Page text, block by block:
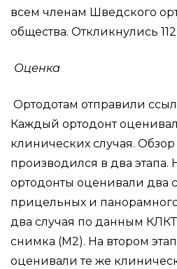
всем членам Шведского
общества. Откликнулись
Оценка
Ортодотам отправили
Каждый ортодонт
клинических случая.
производился в два этапа.
ортодонты оценивали два
прицельных и
два случая по данным
снимка (М2). На втором
оценивали те же